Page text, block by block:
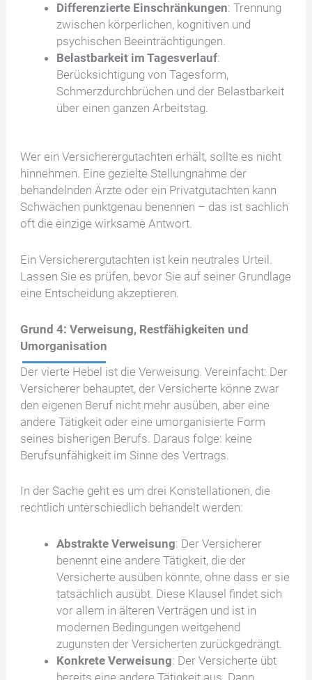
Differenzierte Einschränkungen: Trennung
zwischen körperlichen, kognitiven und
psychischen Beeinträchtigungen.
Belastbarkeit im Tagesverlauf:
Berücksichtigung von Tagesform,
Schmerzdurchbrüchen und der Belastbarkeit
über einen ganzen Arbeitstag.
Wer ein Versicherergutachten erhält, sollte es nicht
hinnehmen. Eine gezielte Stellungnahme der
behandelnden Ärzte oder ein Privatgutachten kann
Schwächen punktgenau benennen – das ist sachlich
oft die einzige wirksame Antwort.
Ein Versicherergutachten ist kein neutrales Urteil.
Lassen Sie es prüfen, bevor Sie auf seiner Grundlage
eine Entscheidung akzeptieren.
Grund 4: Verweisung, Restfähigkeiten und
Umorganisation
Der vierte Hebel ist die Verweisung. Vereinfacht: Der
Versicherer behauptet, der Versicherte könne zwar
den eigenen Beruf nicht mehr ausüben, aber eine
andere Tätigkeit oder eine umorganisierte Form
seines bisherigen Berufs. Daraus folge: keine
Berufsunfähigkeit im Sinne des Vertrags.
In der Sache geht es um drei Konstellationen, die
rechtlich unterschiedlich behandelt werden:
Abstrakte Verweisung: Der Versicherer
benennt eine andere Tätigkeit, die der
Versicherte ausüben könnte, ohne dass er sie
tatsächlich ausübt. Diese Klausel findet sich
vor allem in älteren Verträgen und ist in
modernen Bedingungen weitgehend
zugunsten der Versicherten zurückgedrängt.
Konkrete Verweisung: Der Versicherte übt